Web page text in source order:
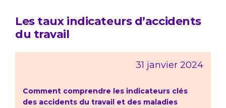
Les taux indicateurs d’accidents
du travail
31 janvier 2024
Comment comprendre les indicateurs clés
des accidents du travail et des maladies